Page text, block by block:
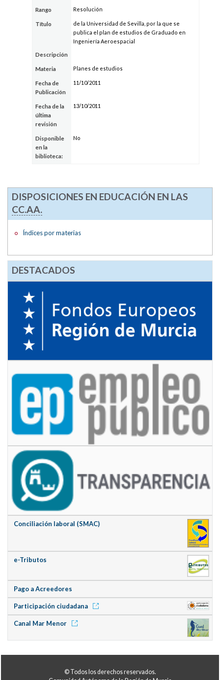
Rango Resolución
Título
de la Universidad de Sevilla, por la que se
publica el plan de estudios de Graduado en
Ingeniería Aeroespacial
Descripción
Materia Planes de estudios
Fecha de
Publicación
11/10/2011
Fecha de la
última
revisión
13/10/2011
Disponible
en la
biblioteca:
No
DISPOSICIONES EN EDUCACIÓN EN LAS
CC.AA.
Índices por materias
DESTACADOS
Conciliación laboral (SMAC)
e-Tributos
Pago a Acreedores
Participación ciudadana
Canal Mar Menor
© Todos los derechos reservados.